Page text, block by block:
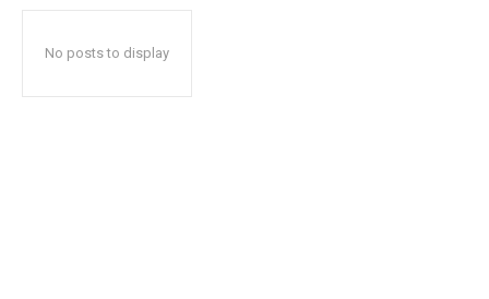
No posts to display